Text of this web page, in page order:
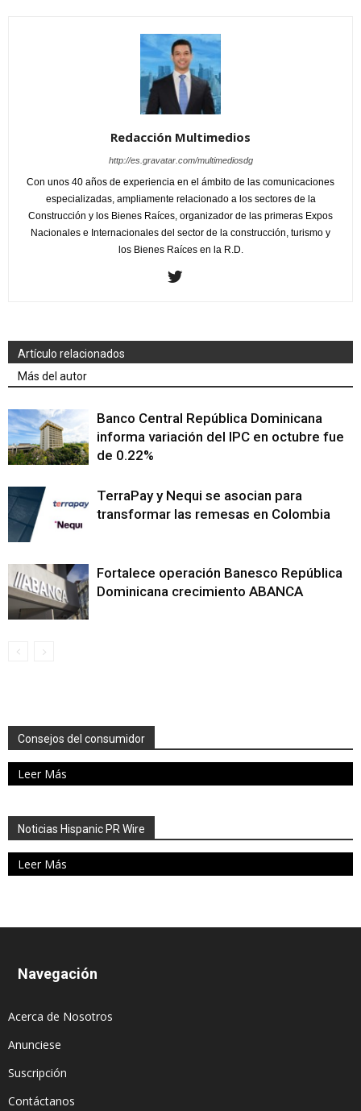
Redacción Multimedios
http://es.gravatar.com/multimediosdg
Con unos 40 años de experiencia en el ámbito de las comunicaciones
especializadas, ampliamente relacionado a los sectores de la
Construcción y los Bienes Raíces, organizador de las primeras Expos
Nacionales e Internacionales del sector de la construcción, turismo y
los Bienes Raíces en la R.D.
Artículo relacionados
Más del autor
Banco Central República Dominicana
informa variación del IPC en octubre fue
de 0.22%
TerraPay y Nequi se asocian para
transformar las remesas en Colombia
Fortalece operación Banesco República
Dominicana crecimiento ABANCA
Consejos del consumidor
Leer Más
Noticias Hispanic PR Wire
Leer Más
Navegación
Acerca de Nosotros
Anunciese
Suscripción
Contáctanos